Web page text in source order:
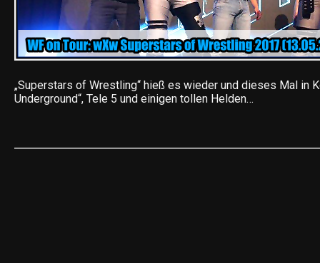
„Superstars of Wrestling“ hieß es wieder und dieses Mal in
Underground“, Tele 5 und einigen tollen Helden…